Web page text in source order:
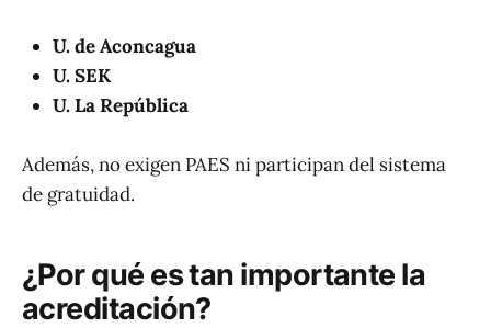
U. de Aconcagua
U. SEK
U. La República
Además, no exigen PAES ni participan del sistema
de gratuidad.
¿Por qué es tan importante la
acreditación?